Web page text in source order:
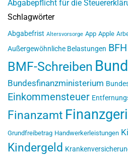
Abgabepflicht für die
Schlagwörter
Abgabefrist Altersvorsorge App Apple
Außergewöhnliche Belastungen BFH
BMF-Schreiben
Bundesfinanzministerium
Einkommensteuer
Finanzamt
Grundfreibetrag Handwerkerleistungen
Kindergeld